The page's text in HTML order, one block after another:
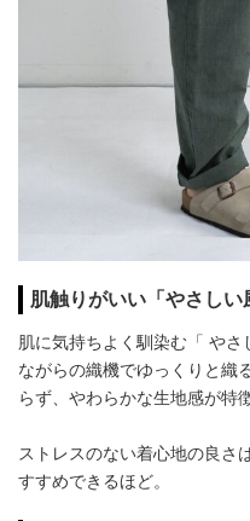
肌触りがいい「やさしい
肌に気持ちよく馴染む「 や
ながらの織機でゆっくりと織
らず、やわらかな生地感が特
ストレスのない着心地の良さ
すすめできるほど。